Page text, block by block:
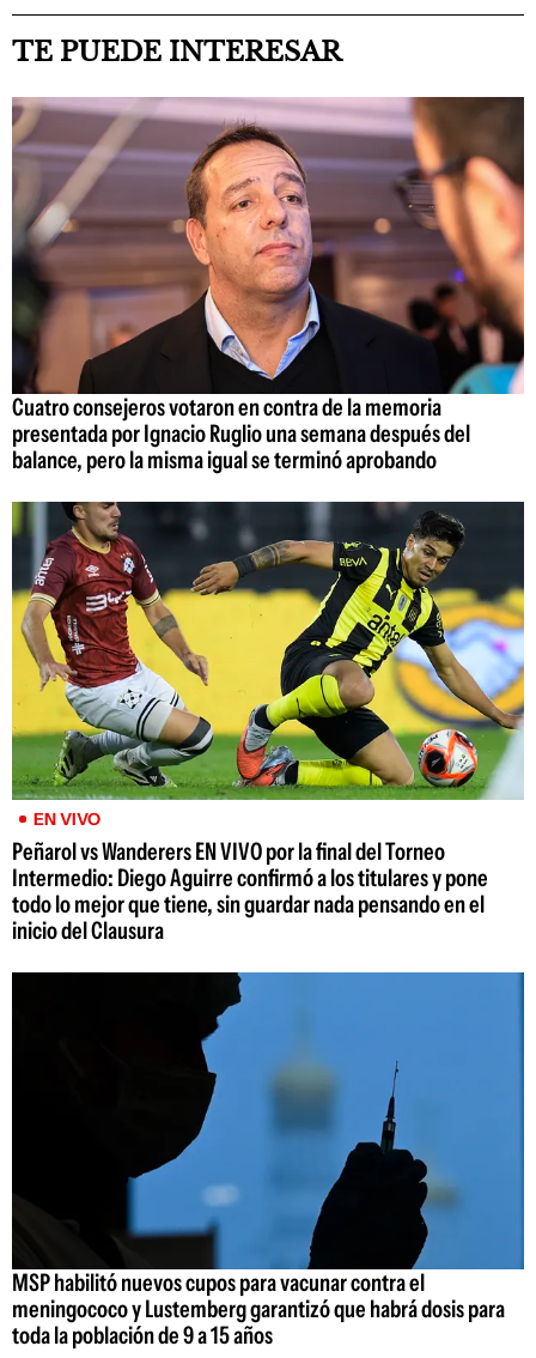
TE PUEDE INTERESAR
Cuatro consejeros votaron en contra de la memoria
presentada por Ignacio Ruglio una semana después del
balance, pero la misma igual se terminó aprobando
EN VIVO
Peñarol vs Wanderers EN VIVO por la final del Torneo
Intermedio: Diego Aguirre confirmó a los titulares y pone
todo lo mejor que tiene, sin guardar nada pensando en el
inicio del Clausura
MSP habilitó nuevos cupos para vacunar contra el
meningococo y Lustemberg garantizó que habrá dosis para
toda la población de 9 a 15 años